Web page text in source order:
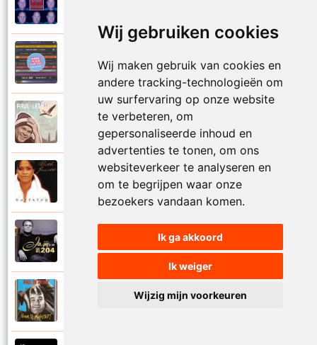
Wij gebruiken cookies
Wij maken gebruik van cookies en
andere tracking-technologieën om
uw surfervaring op onze website
te verbeteren, om
gepersonaliseerde inhoud en
advertenties te tonen, om ons
websiteverkeer te analyseren en
om te begrijpen waar onze
bezoekers vandaan komen.
Ik ga akkoord
Ik weiger
Wijzig mijn voorkeuren
Katinka
Paul De Leeuw
Kerstmis
Ruth Jacott en Paul De Leeuw
Kijk niet uit
KL 204 (Als ik God was)